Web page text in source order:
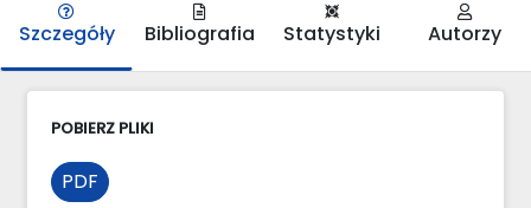
Szczegóły Bibliografia Statystyki Autorzy
POBIERZ PLIKI
PDF